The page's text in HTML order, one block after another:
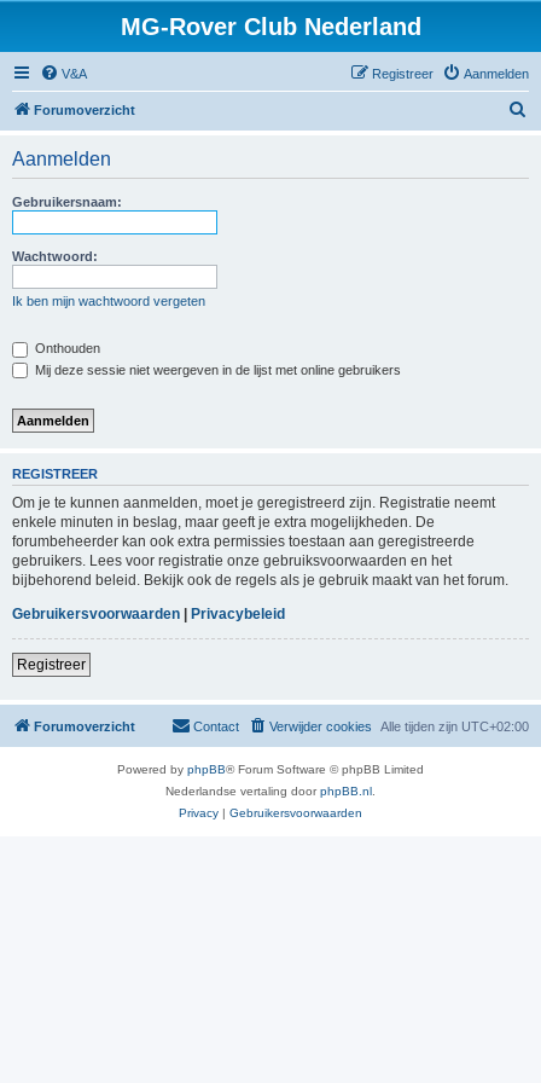
MG-Rover Club Nederland
V&A Aanmelden
Registreer
Forumoverzicht
Aanmelden
Gebruikersnaam:
Wachtwoord:
Ik ben mijn wachtwoord vergeten
Onthouden
Mij deze sessie niet weergeven in de lijst met online gebruikers
REGISTREER
Om je te kunnen aanmelden, moet je geregistreerd zijn. Registratie neemt
enkele minuten in beslag, maar geeft je extra mogelijkheden. De
forumbeheerder kan ook extra permissies toestaan aan geregistreerde
gebruikers. Lees voor registratie onze gebruiksvoorwaarden en het
bijbehorend beleid. Bekijk ook de regels als je gebruik maakt van het forum.
Gebruikersvoorwaarden | Privacybeleid
Registreer
Forumoverzicht Alle tijden zijn UTC+02:00
Verwijder cookies
Contact
Powered by phpBB® Forum Software © phpBB Limited
Nederlandse vertaling doorphpBB.nl
Privacy | Gebruikersvoorwaarden